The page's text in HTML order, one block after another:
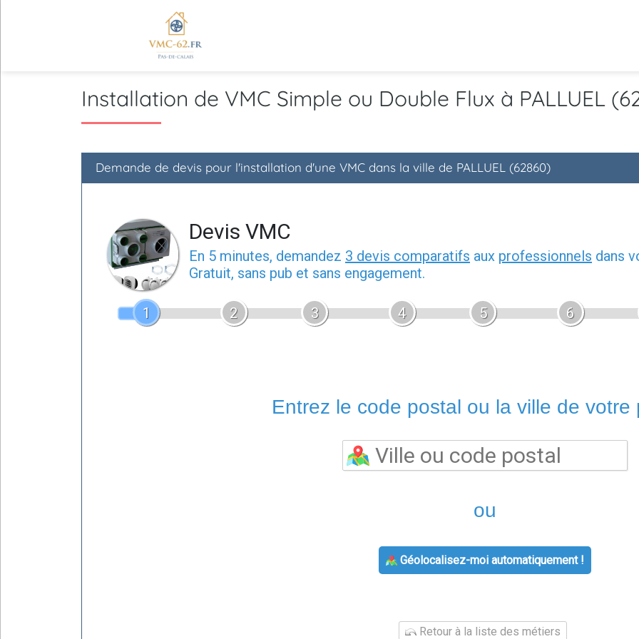
Installation de VMC Simple ou Double Flux à PALLUEL
Demande de devis pour l'installation d'une VMC dans la ville de PALLUEL (62860)
Devis VMC
En 5 minutes, demandez 3 devis comparatifs aux professionnels dans
Gratuit, sans pub et sans engagement.
1 2 3 4 5 6
Entrez le code postal ou la ville de votre
ou
Géolocalisez-moi automatiquement !
Retour à la liste des métiers